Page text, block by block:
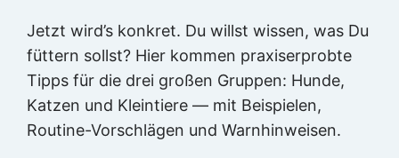
Jetzt wird’s konkret. Du willst wissen, was Du
füttern sollst? Hier kommen praxiserprobte
Tipps für die drei großen Gruppen: Hunde,
Katzen und Kleintiere — mit Beispielen,
Routine-Vorschlägen und Warnhinweisen.